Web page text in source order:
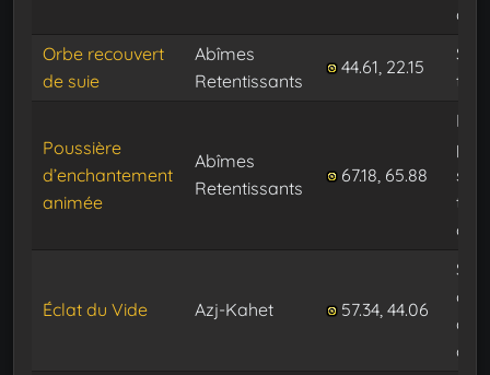
de
Orbe recouvert
de suie
Abîmes
Retentissants
44.61, 22.15
Sur
Poussière
d’enchantement
animée
Abîmes
Retentissants
67.18, 65.88
sur
Éclat du Vide Azj-Kahet 57.34, 44.06
Sur
de